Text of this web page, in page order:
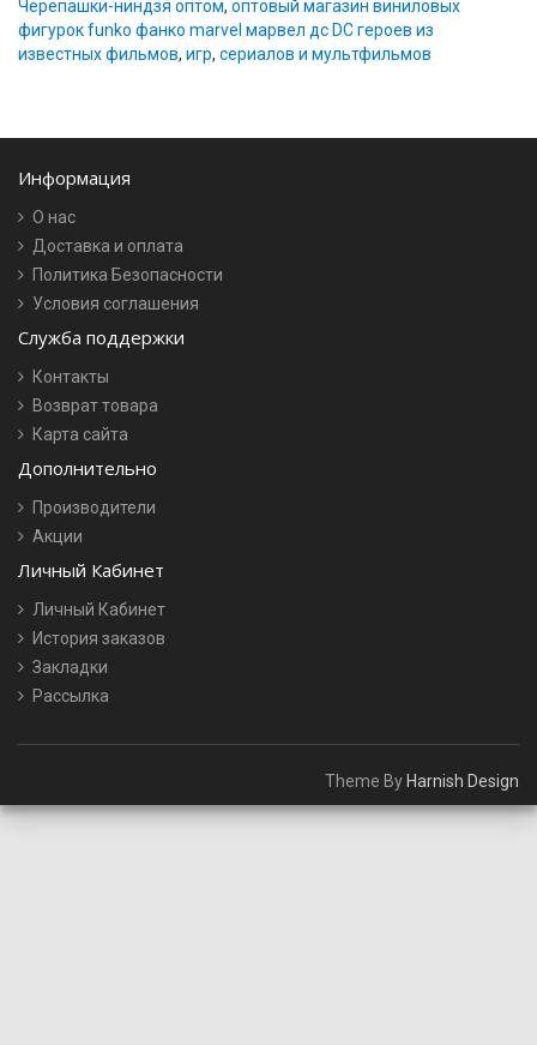
Черепашки-ниндзя оптом, оптовый магазин виниловых
фигурок funko фанко marvel марвел дс DC героев из
известных фильмов, игр, сериалов и мультфильмов
Информация
О нас
Доставка и оплата
Политика Безопасности
Условия соглашения
Служба поддержки
Контакты
Возврат товара
Карта сайта
Дополнительно
Производители
Акции
Личный Кабинет
Личный Кабинет
История заказов
Закладки
Рассылка
Theme By Harnish Design